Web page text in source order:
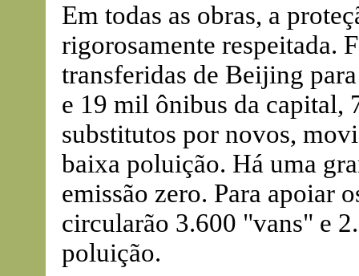
Em todas as obras, a
rigorosamente respeitada.
transferidas de Beijing
e 19 mil ônibus da capital,
substitutos por novos,
baixa poluição. Há uma
emissão zero. Para apoiar
circularão 3.600 "vans" e
poluição.